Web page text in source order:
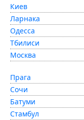
Киев
Ларнака
Одесса
Тбилиси
Москва
Прага
Сочи
Батуми
Стамбул